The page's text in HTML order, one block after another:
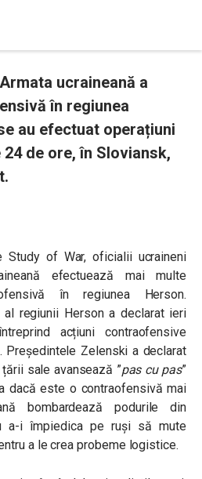
ucraineană a
în regiunea
au efectuat operațiuni
de ore, în Sloviansk,
Study of War, oficialii ucraineni
efectuează mai multe
în regiunea Herson.
al regiunii Herson a declarat ieri
acțiuni contraofensive
Președintele Zelenski a declarat
sale avansează ”pas cu pas”
dacă este o contraofensivă mai
bombardează podurile din
a-i împiedica pe ruși să mute
a le crea probeme logistice.